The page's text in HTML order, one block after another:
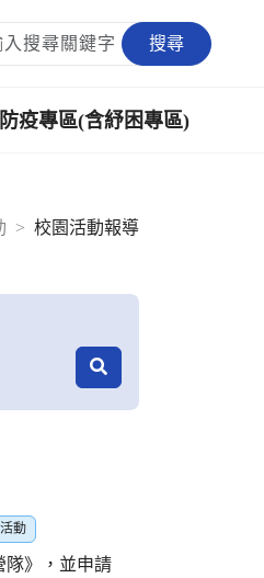
搜尋
防疫專區(含紓困專區)
校園活動報導
動
隊》，並申請